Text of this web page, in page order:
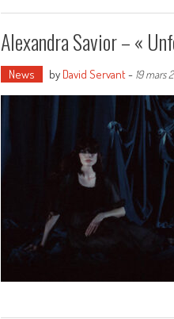
Alexandra Savior – «
News by David Servant- 19 mars